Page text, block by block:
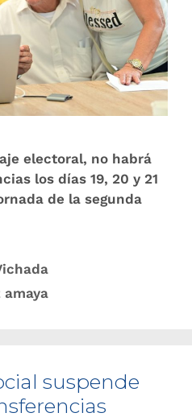
electoral, no habrá
los días 19, 20 y 21
de la segunda
suspende